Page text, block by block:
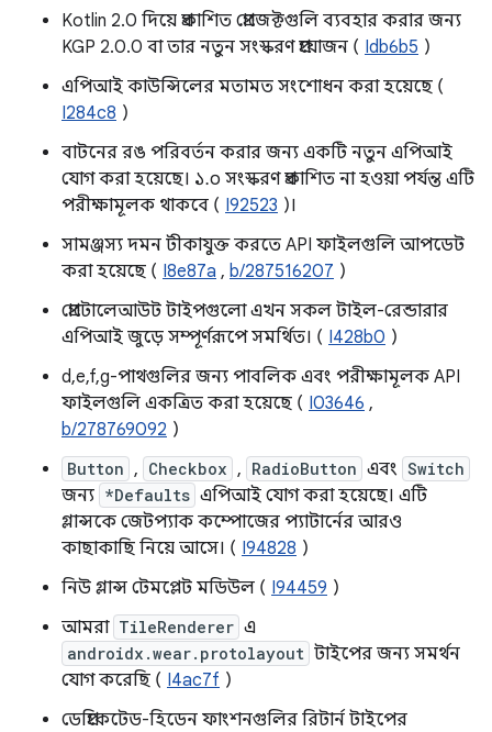
Kotlin 2.0 দিয়ে প্রকাশিত প্রোজেক্টগুলি ব্যবহার করার জন্য
KGP 2.0.0 বা তার নতুন সংস্করণ প্রয়োজন ( Idb6b5 )
এপিআই কাউন্সিলের মতামত সংশোধন করা হয়েছে (
I284c8 )
বাটনের রঙ পরিবর্তন করার জন্য একটি নতুন এপিআই
যোগ করা হয়েছে। ১.০ সংস্করণ প্রকাশিত না হওয়া পর্যন্ত এটি
পরীক্ষামূলক থাকবে ( I92523 )।
সামঞ্জস্য দমন টীকাযুক্ত করতে API ফাইলগুলি আপডেট
করা হয়েছে ( I8e87a , b/287516207 )
প্রোটোলেআউট টাইপগুলো এখন সকল টাইল-রেন্ডারার
এপিআই জুড়ে সম্পূর্ণরূপে সমর্থিত। ( I428b0 )
d,e,f,g-পাথগুলির জন্য পাবলিক এবং পরীক্ষামূলক API
ফাইলগুলি একত্রিত করা হয়েছে ( I03646 ,
b/278769092 )
Button , Checkbox , RadioButton এবং Switch
জন্য *Defaults এপিআই যোগ করা হয়েছে। এটি
গ্লান্সকে জেটপ্যাক কম্পোজের প্যাটার্নের আরও
কাছাকাছি নিয়ে আসে। ( I94828 )
নিউ গ্লান্স টেমপ্লেট মডিউল ( I94459 )
আমরা TileRenderer এ
androidx.wear.protolayout টাইপের জন্য সমর্থন
যোগ করেছি ( I4ac7f )
ডেপ্রিকেটেড-হিডেন ফাংশনগুলির রিটার্ন টাইপের